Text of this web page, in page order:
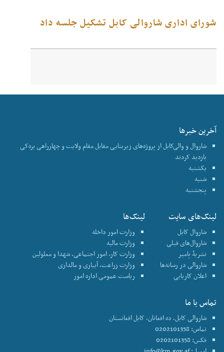
شورای اداری شاروالی کابل تشکیل جلسه داد
آخرین خبرها
شاروال و والی‌کابل از پروژه‌های زیربنایی مقابل مقام ولایت و چهارراهی بره‌کی
بازدید کردند
یکشنبه
شنبه
پنجشنبه
لینک‌های سایت
شاروال کابل
شاروال‌های قبلی
نشریۀ پامیر
شاروالی در رسانه‌ها
اعلان کاریابی
لینک‌ها
وزارت امور داخله
وزارت مالیه
وزارت کار، امور اجتماعی، شهدا و معلولین
وزارت زراعت، آبیاری و مالداری
ریاست عمومی اداره امور
تماس با ما
شاروالی کابل، ده افغانان، کابل افغانستان
تماس: 0202101358
فکس: 0202101358